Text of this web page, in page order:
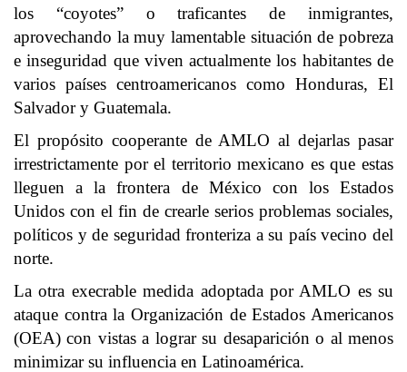
los “coyotes” o traficantes de inmigrantes,
aprovechando la muy lamentable situación de pobreza
e inseguridad que viven actualmente los habitantes de
varios países centroamericanos como Honduras, El
Salvador y Guatemala.
El propósito cooperante de AMLO al dejarlas pasar
irrestrictamente por el territorio mexicano es que estas
lleguen a la frontera de México con los Estados
Unidos con el fin de crearle serios problemas sociales,
políticos y de seguridad fronteriza a su país vecino del
norte.
La otra execrable medida adoptada por AMLO es su
ataque contra la Organización de Estados Americanos
(OEA) con vistas a lograr su desaparición o al menos
minimizar su influencia en Latinoamérica.